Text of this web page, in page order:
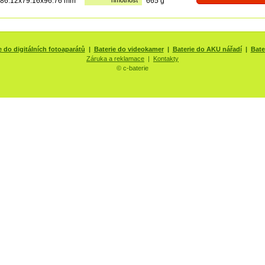
do digitálních fotoaparátů | Baterie do videokamer| Baterie do AKU nářadí|
Záruka a reklamace | Kontakty
© c-baterie